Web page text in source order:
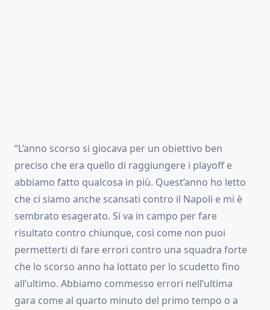
“L’anno scorso si giocava per un obiettivo ben
preciso che era quello di raggiungere i playoff e
abbiamo fatto qualcosa in più. Quest’anno ho letto
che ci siamo anche scansati contro il Napoli e mi è
sembrato esagerato. Si va in campo per fare
risultato contro chiunque, così come non puoi
permetterti di fare errori contro una squadra forte
che lo scorso anno ha lottato per lo scudetto fino
all’ultimo. Abbiamo commesso errori nell’ultima
gara come al quarto minuto del primo tempo o a